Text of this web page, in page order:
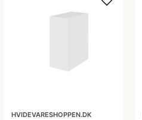
HVIDEVARESHOPPEN.DK